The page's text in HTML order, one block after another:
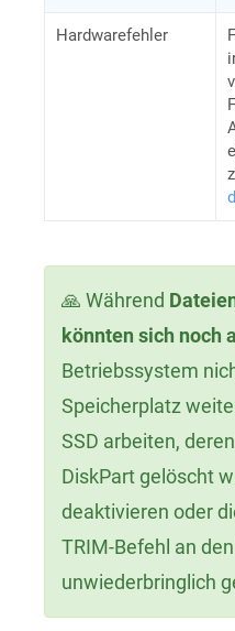
Hardwarefehler
🙏 Während
könnten sich noch
Betriebssystem
Speicherplatz
SSD arbeiten,
DiskPart gelöscht
deaktivieren oder
TRIM-Befehl an
unwiederbringlich